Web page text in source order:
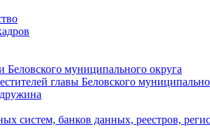
Беловского муниципального округа
главы Беловского
систем, банков данных, реестров,